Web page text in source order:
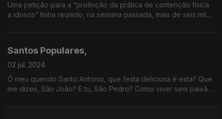
Uma petição para a “proibição da prática de contenção física
a idosos” tinha reunido, na semana passada, mais de seis mil
Santos Populares,
02 jul. 2024
Ó meu querido Santo António, que festa deliciosa é esta? Que
me dizes, São João? E tu, São Pedro? Como viver sem paixão